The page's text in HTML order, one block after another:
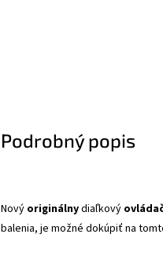
Podrobný popis
Nový originálnydiaľkový
balenia, je možné dokúpiť na